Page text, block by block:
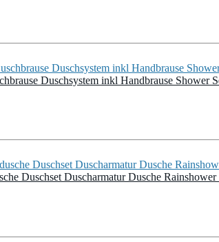
Duschsystem inkl Handbrause Shower
Duschset Duscharmatur Dusche